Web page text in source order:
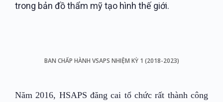
trong bản đồ thẩm mỹ tạo hình thế giới.
BAN CHẤP HÀNH VSAPS NHIỆM KỲ 1 (2018-2023)
Năm 2016, HSAPS đăng cai tổ chức rất thành công